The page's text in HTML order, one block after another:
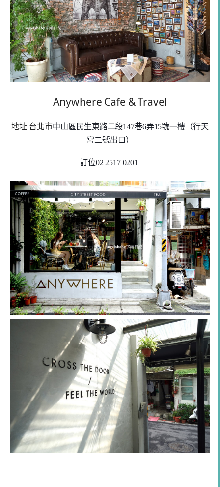
Anywhere Cafe & Travel
地址 台北市中山區民生東路二段147巷6弄15號一樓（行天
宮二號出口）
訂位02 2517 0201